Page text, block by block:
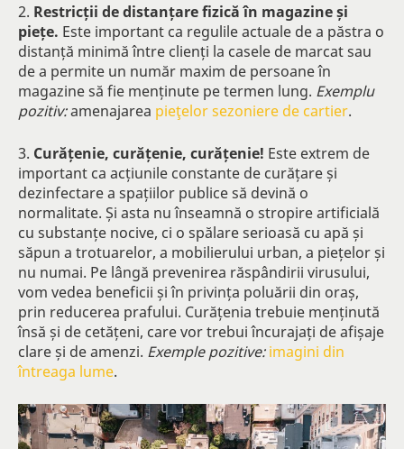
2. Restricții de distanțare fizică în magazine și
piețe. Este important ca regulile actuale de a păstra o
distanță minimă între clienți la casele de marcat sau
de a permite un număr maxim de persoane în
magazine să fie menținute pe termen lung. Exemplu
pozitiv:amenajarea pieţelor sezoniere de cartier.
3. Curățenie, curățenie, curățenie! Este extrem de
important ca acțiunile constante de curățare și
dezinfectare a spațiilor publice să devină o
normalitate. Și asta nu înseamnă o stropire artificială
cu substanțe nocive, ci o spălare serioasă cu apă și
săpun a trotuarelor, a mobilierului urban, a piețelor și
nu numai. Pe lângă prevenirea răspândirii virusului,
vom vedea beneficii și în privința poluării din oraș,
prin reducerea prafului. Curățenia trebuie menținută
însă și de cetățeni, care vor trebui încurajați de afișaje
clare și de amenzi. Exemple pozitive: imagini din
întreaga lume.